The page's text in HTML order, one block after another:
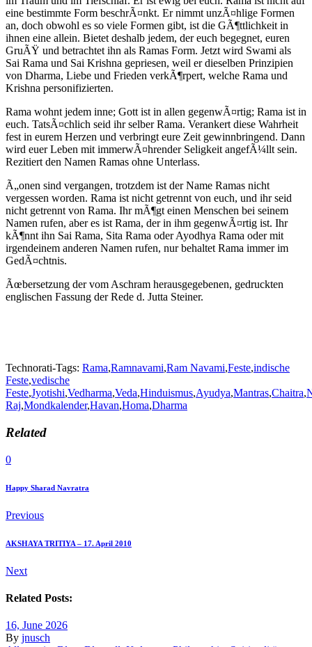
eine bestimmte Form beschrÃ¤nkt. Er nimmt unzÃ¤hlige Formen
an, doch obwohl es so viele Formen gibt, ist die GÃ¶ttlichkeit in
ihnen eine allein. Bietet deshalb jedem, der euch begegnet, euren
GruÃŸ und betrachtet ihn als Ramas Form. Jetzt wird Swami als
Sai Rama und Sai Krishna gepriesen, weil er dieselben Prinzipien
von Dharma, Liebe und Frieden verkÃ¶rpert, welche Rama und
Krishna personifizierten.
Rama wohnt jedem inne; Gott ist in allen gegenwÃ¤rtig; Rama ist in
euch. TatsÃ¤chlich seid ihr selber Rama. Verankert diese Wahrheit
fest in eurem Herzen und verbringt eure Zeit gewinnbringend. Dann
wird euer Leben mit immerwÃ¤hrender Seligkeit angefÃ¼llt sein.
Rezitiert den Namen Ramas ohne Unterlass.
Ã„onen sind vergangen, trotzdem ist der Name Ramas nicht
vergessen worden. Rama ist nicht getrennt von euch, und ihr seid
nicht getrennt von Rama. Ihr mÃ¶gt einen Menschen bei seinem
Namen rufen, aber es ist Rama, der in ihm gegenwÃ¤rtig ist. Ihr
kÃ¶nnt ihn Sai Rama, Sita Rama oder Ayodhya Rama oder mit
irgendeinem anderen Namen rufen, nur behaltet Rama immer im
GedÃ¤chtnis.
Ãœbersetzung der vom Aschram herausgegebenen, gedruckten
englischen Fassung der Rede d. Jutta Steiner.
Technorati-Tags: Rama,Ramnavami,Ram Navami,Feste,indische
Feste,vedische
Feste,Jyotishi,Vedharma,Veda,Hinduismus,Ayudya,Mantras,Chaitra,
Raj,Mondkalender,Havan,Homa,Dharma
Related
0
Happy Sharad Navratra
Previous
AKSHAYA TRITIYA – 17. April 2010
Next
Related Posts:
16, June 2026
By jnusch